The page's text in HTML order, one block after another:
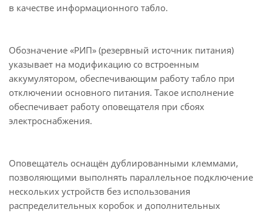
в качестве информационного табло.
Обозначение «РИП» (резервный источник питания)
указывает на модификацию со встроенным
аккумулятором, обеспечивающим работу табло при
отключении основного питания. Такое исполнение
обеспечивает работу оповещателя при сбоях
электроснабжения.
Оповещатель оснащён дублированными клеммами,
позволяющими выполнять параллельное подключение
нескольких устройств без использования
распределительных коробок и дополнительных